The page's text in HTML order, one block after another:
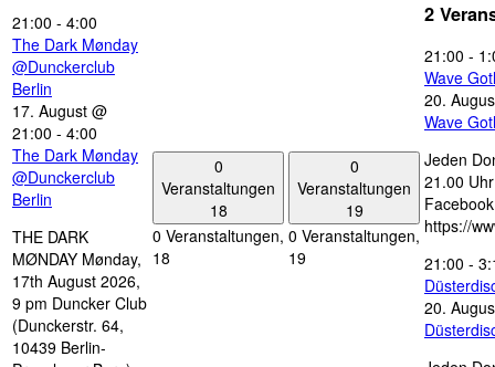
21:00 - 4:00
The Dark Mønday
@Dunckerclub
Berlin
17. August @
21:00 - 4:00
The Dark Mønday
@Dunckerclub
Berlin
THE DARK
MØNDAY Mønday,
17th August 2026,
9 pm Duncker Club
(Dunckerstr. 64,
10439 Berlin-
0
Veranstaltungen
18
0 Veranstaltungen,
18
0
Veranstaltungen
19
0 Veranstaltungen,
19
2
21:00 -
Wave
20.
Wave
Jeden
21.00
https://
21:00 -
20.